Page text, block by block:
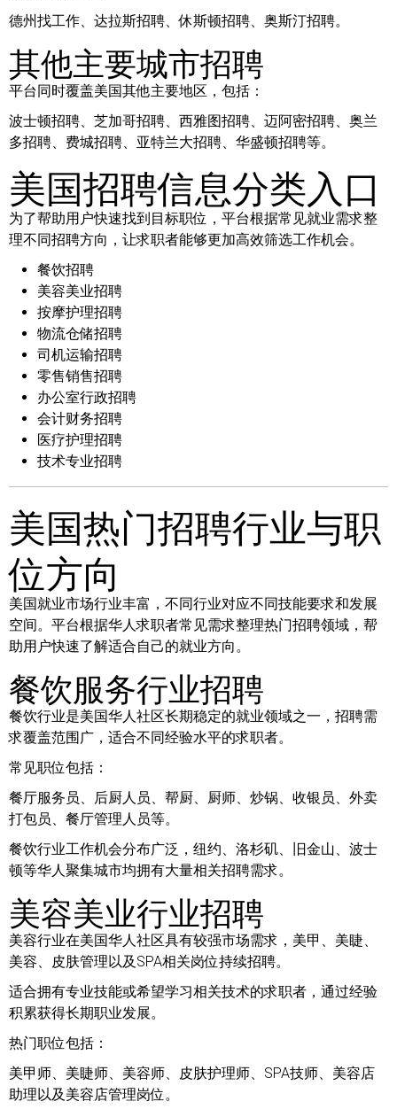
德州找工作、达拉斯招聘、休斯顿招聘、奥斯汀招聘。
其他主要城市招聘
平台同时覆盖美国其他主要地区，包括：
波士顿招聘、芝加哥招聘、西雅图招聘、迈阿密招聘、奥兰
多招聘、费城招聘、亚特兰大招聘、华盛顿招聘等。
美国招聘信息分类入口
为了帮助用户快速找到目标职位，平台根据常见就业需求整
理不同招聘方向，让求职者能够更加高效筛选工作机会。
餐饮招聘
美容美业招聘
按摩护理招聘
物流仓储招聘
司机运输招聘
零售销售招聘
办公室行政招聘
会计财务招聘
医疗护理招聘
技术专业招聘
美国热门招聘行业与职
位方向
美国就业市场行业丰富，不同行业对应不同技能要求和发展
空间。平台根据华人求职者常见需求整理热门招聘领域，帮
助用户快速了解适合自己的就业方向。
餐饮服务行业招聘
餐饮行业是美国华人社区长期稳定的就业领域之一，招聘需
求覆盖范围广，适合不同经验水平的求职者。
常见职位包括：
餐厅服务员、后厨人员、帮厨、厨师、炒锅、收银员、外卖
打包员、餐厅管理人员等。
餐饮行业工作机会分布广泛，纽约、洛杉矶、旧金山、波士
顿等华人聚集城市均拥有大量相关招聘需求。
美容美业行业招聘
美容行业在美国华人社区具有较强市场需求，美甲、美睫、
美容、皮肤管理以及SPA相关岗位持续招聘。
适合拥有专业技能或希望学习相关技术的求职者，通过经验
积累获得长期职业发展。
热门职位包括：
美甲师、美睫师、美容师、皮肤护理师、SPA技师、美容店
助理以及美容店管理岗位。